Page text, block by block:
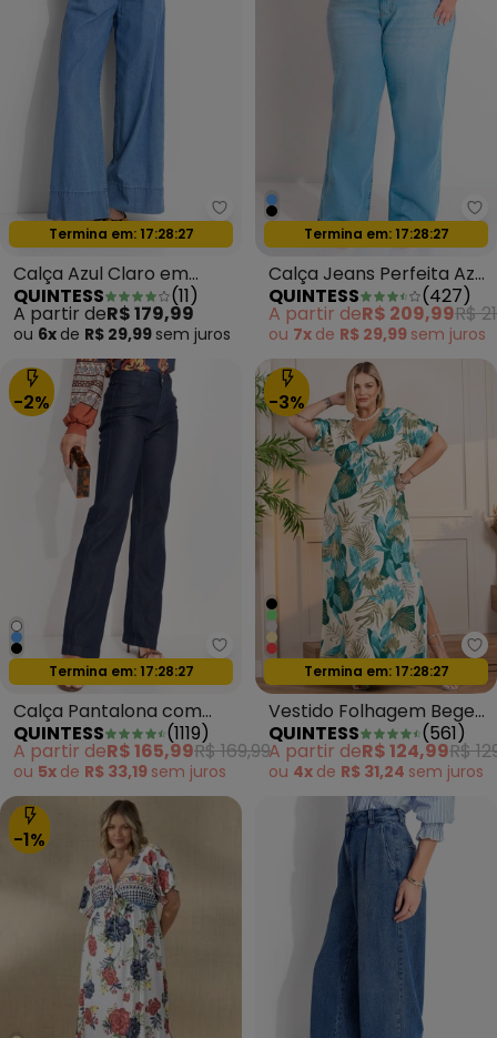
Quintess - Calça Azul Claro em
Oferta relâmpago
Termina em: 17:28:24
Calça Azul Claro em
Jeans de Algodão
QUINTESS (11)
A partir deR$ 179,99
ou 6x de R$ 29,99 sem juros
Oferta relâmpago
Termina em: 17:28:24
Calça Jeans Perfeita Azul
Claro
QUINTESS (427)
A partir deR$ 209,99R$
ou 7x de R$ 29,99 sem juros
-2%
Quintess - Calça Pantalona
Oferta relâmpago
Termina em: 17:28:24
Calça Pantalona com
Bolsos Jeans Escuro
QUINTESS (1119)
A partir deR$ 165,99R$ 169,99
ou 5x de R$ 33,19 sem juros
-3%
Oferta relâmpago
Termina em: 17:28:24
Vestido Folhagem Bege
em Malha Fria
QUINTESS (561)
A partir deR$ 124,99R$
ou 4x de R$ 31,24 sem juros
-1%